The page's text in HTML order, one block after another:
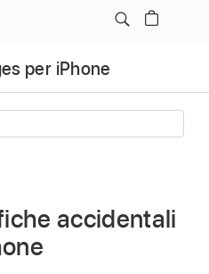
per iPhone
accidentali